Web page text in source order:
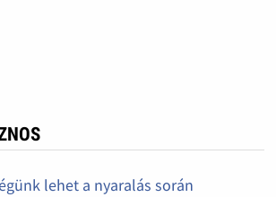
lehet a nyaralás során